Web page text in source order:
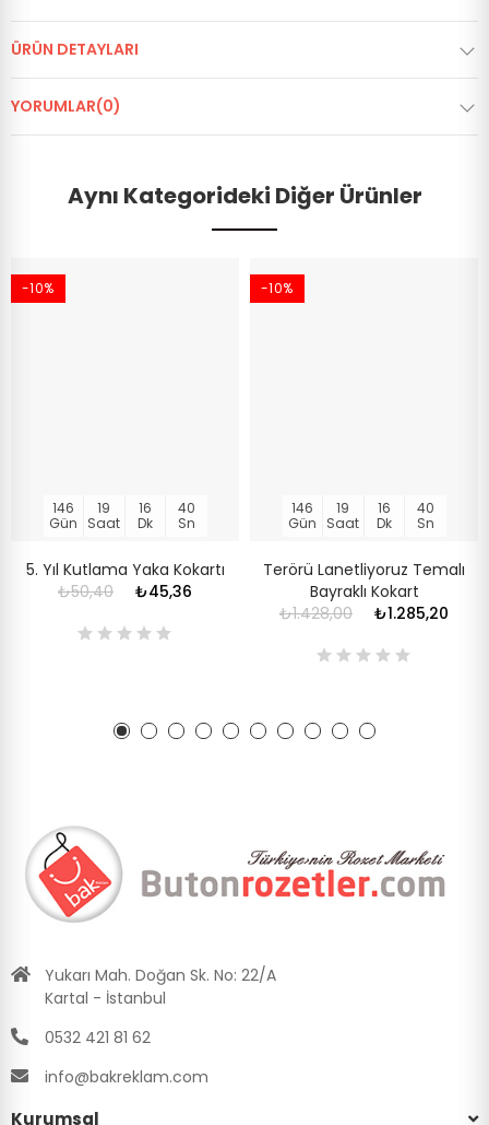
ÜRÜN DETAYLARI
YORUMLAR(0)
Aynı Kategorideki Diğer Ürünler
-10%
146
Gün
19
Saat
16
Dk
39
Sn
5. Yıl Kutlama Yaka Kokartı
₺50,40
₺45,36
-10%
146
Gün
19
Saat
16
Dk
39
Sn
Terörü Lanetliyoruz Temalı
Bayraklı Kokart
₺1.428,00
₺1.285,20
Yukarı Mah. Doğan Sk. No: 22/A
Kartal - İstanbul
0532 421 81 62
info@bakreklam.com
Kurumsal